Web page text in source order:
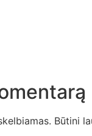
Būtini